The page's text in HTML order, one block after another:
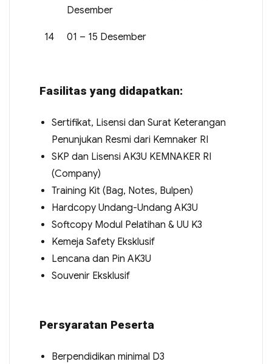
Desember
14 01 – 15 Desember
Fasilitas yang didapatkan:
Sertifikat, Lisensi dan Surat Keterangan
Penunjukan Resmi dari Kemnaker RI
SKP dan Lisensi AK3U KEMNAKER RI
(Company)
Training Kit (Bag, Notes, Bulpen)
Hardcopy Undang-Undang AK3U
Softcopy Modul Pelatihan & UU K3
Kemeja Safety Eksklusif
Lencana dan Pin AK3U
Souvenir Eksklusif
Persyaratan Peserta
Berpendidikan minimal D3